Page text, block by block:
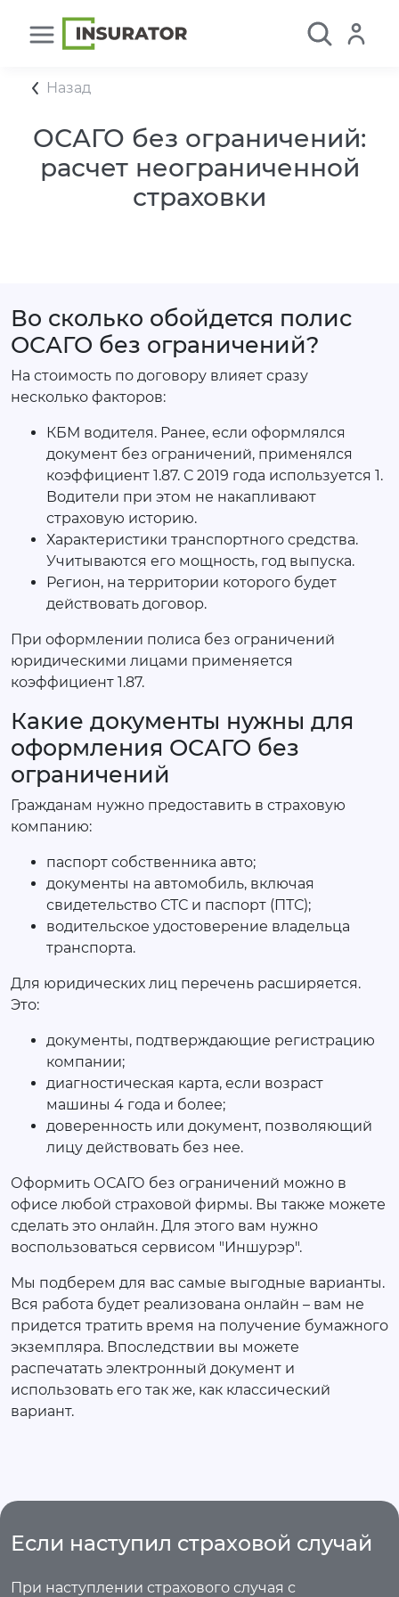
Назад
ОСАГО без ограничений:
расчет неограниченной
страховки
Во сколько обойдется полис
ОСАГО без ограничений?
На стоимость по договору влияет сразу
несколько факторов:
КБМ водителя. Ранее, если оформлялся
документ без ограничений, применялся
коэффициент 1.87. С 2019 года используется 1.
Водители при этом не накапливают
страховую историю.
Характеристики транспортного средства.
Учитываются его мощность, год выпуска.
Регион, на территории которого будет
действовать договор.
При оформлении полиса без ограничений
юридическими лицами применяется
коэффициент 1.87.
Какие документы нужны для
оформления ОСАГО без
ограничений
Гражданам нужно предоставить в страховую
компанию:
паспорт собственника авто;
документы на автомобиль, включая
свидетельство СТС и паспорт (ПТС);
водительское удостоверение владельца
транспорта.
Для юридических лиц перечень расширяется.
Это:
документы, подтверждающие регистрацию
компании;
диагностическая карта, если возраст
машины 4 года и более;
доверенность или документ, позволяющий
лицу действовать без нее.
Оформить ОСАГО без ограничений можно в
офисе любой страховой фирмы. Вы также можете
сделать это онлайн. Для этого вам нужно
воспользоваться сервисом "Иншурэр".
Мы подберем для вас самые выгодные варианты.
Вся работа будет реализована онлайн – вам не
придется тратить время на получение бумажного
экземпляра. Впоследствии вы можете
распечатать электронный документ и
использовать его так же, как классический
вариант.
Если наступил страховой случай
При наступлении страхового случая с